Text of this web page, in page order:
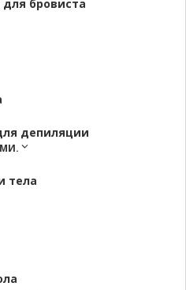
бровиста
депиляции
тела